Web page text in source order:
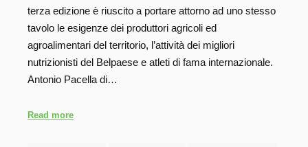
terza edizione è riuscito a portare attorno ad uno stesso
tavolo le esigenze dei produttori agricoli ed
agroalimentari del territorio, l’attività dei migliori
nutrizionisti del Belpaese e atleti di fama internazionale.
Antonio Pacella di…
Read more